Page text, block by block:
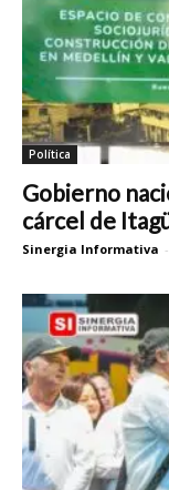
Política
Gobierno
cárcel de
Sinergia Informativa -